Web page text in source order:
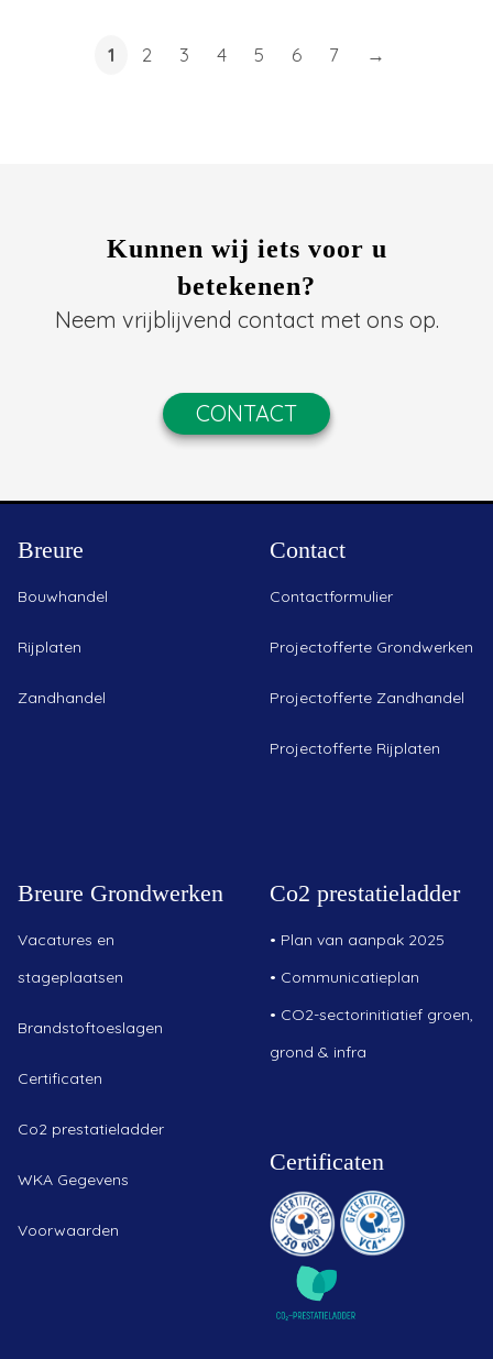
1 2 3 4 5 6 7 →
Kunnen wij iets voor u
betekenen?
Neem vrijblijvend contact met ons op.
CONTACT
Breure
Bouwhandel
Rijplaten
Zandhandel
Contact
Contactformulier
Projectofferte Grondwerken
Projectofferte Zandhandel
Projectofferte Rijplaten
Breure Grondwerken
Vacatures en
stageplaatsen
Brandstoftoeslagen
Certificaten
Co2 prestatieladder
WKA Gegevens
Voorwaarden
Co2 prestatieladder
• Plan van aanpak 2025
• Communicatieplan
• CO2-sectorinitiatief groen,
grond & infra
Certificaten